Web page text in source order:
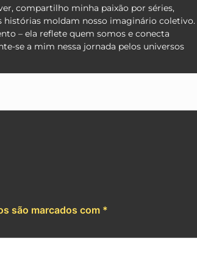
compartilho minha paixão por séries,
histórias moldam nosso imaginário coletivo.
– ela reflete quem somos e conecta
se a mim nessa jornada pelos universos
são marcados com *